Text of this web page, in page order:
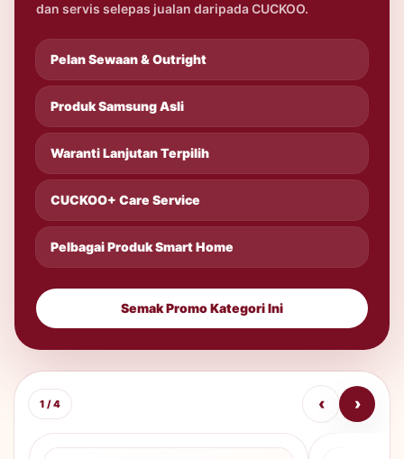
dan servis selepas jualan daripada CUCKOO.
Pelan Sewaan & Outright
Produk Samsung Asli
Waranti Lanjutan Terpilih
CUCKOO+ Care Service
Pelbagai Produk Smart Home
Semak Promo Kategori Ini
1 / 4 ‹ ›